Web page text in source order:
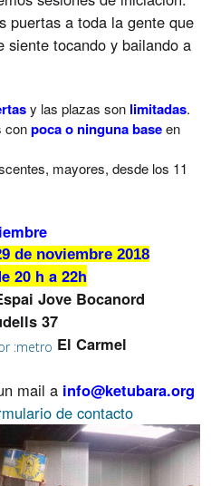
puertas a toda la gente que
siente tocando y bailando a
y las plazas son limitadas.
conpoca o ninguna baseen
mayores, desde los 11
de noviembre 2018
20 h a 22h
Jove Bocanord
37
El Carmel
mail a info@ketubara.org
de contacto